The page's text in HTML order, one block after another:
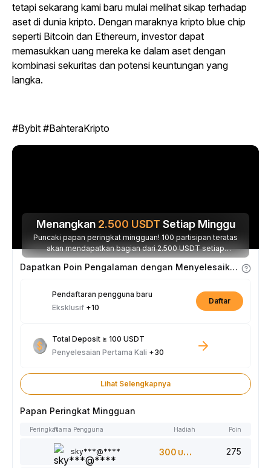
tetapi sekarang kami baru mulai melihat sikap terhadap
aset di dunia kripto. Dengan maraknya kripto blue chip
seperti Bitcoin dan Ethereum, investor dapat
memasukkan uang mereka ke dalam aset dengan
kombinasi sekuritas dan potensi keuntungan yang
langka.
#Bybit #BahteraKripto
Menangkan 2.500 USDT Setiap Minggu
Puncaki papan peringkat mingguan! 100 partisipan teratas
akan mendapatkan bagian dari 2.500 USDT setiap
minggunya.
Dapatkan Poin Pengalaman dengan Menyelesaikan Tugas
Pendaftaran pengguna baru
Eksklusif +10
Daftar
Total Deposit ≥ 100 USDT
Penyelesaian Pertama Kali +30
Lihat Selengkapnya
Papan Peringkat Mingguan
PeringkatNama Pengguna Hadiah Poin
sky***@**** 300 USDT 275